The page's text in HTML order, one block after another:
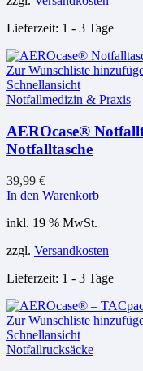
Lieferzeit: 1 - 3 Tage
Zur Wunschliste
Schnellansicht
Notfallmedizin & Praxis
AEROcase®
Notfalltasche
39,99 €
In den Warenkorb
inkl. 19 % MwSt.
zzgl. Versandkosten
Lieferzeit: 1 - 3 Tage
Zur Wunschliste
Schnellansicht
Notfallrucksäcke